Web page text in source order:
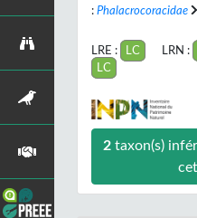
: Phalacrocoracidae
LRE : LC LRN :
LC
2taxon(s)